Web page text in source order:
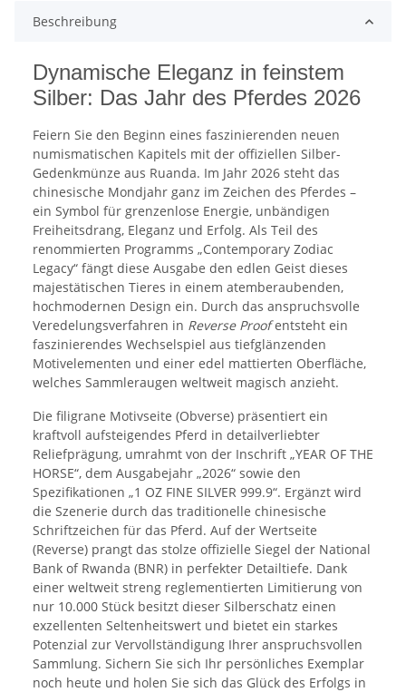
Beschreibung
Dynamische Eleganz in feinstem
Silber: Das Jahr des Pferdes 2026
Feiern Sie den Beginn eines faszinierenden neuen
numismatischen Kapitels mit der offiziellen Silber-
Gedenkmünze aus Ruanda. Im Jahr 2026 steht das
chinesische Mondjahr ganz im Zeichen des Pferdes –
ein Symbol für grenzenlose Energie, unbändigen
Freiheitsdrang, Eleganz und Erfolg. Als Teil des
renommierten Programms „Contemporary Zodiac
Legacy“ fängt diese Ausgabe den edlen Geist dieses
majestätischen Tieres in einem atemberaubenden,
hochmodernen Design ein. Durch das anspruchsvolle
Veredelungsverfahren in Reverse Proofentsteht ein
faszinierendes Wechselspiel aus tiefglänzenden
Motivelementen und einer edel mattierten Oberfläche,
welches Sammleraugen weltweit magisch anzieht.
Die filigrane Motivseite (Obverse) präsentiert ein
kraftvoll aufsteigendes Pferd in detailverliebter
Reliefprägung, umrahmt von der Inschrift „YEAR OF THE
HORSE“, dem Ausgabejahr „2026“ sowie den
Spezifikationen „1 OZ FINE SILVER 999.9“. Ergänzt wird
die Szenerie durch das traditionelle chinesische
Schriftzeichen für das Pferd. Auf der Wertseite
(Reverse) prangt das stolze offizielle Siegel der National
Bank of Rwanda (BNR) in perfekter Detailtiefe. Dank
einer weltweit streng reglementierten Limitierung von
nur 10.000 Stück besitzt dieser Silberschatz einen
exzellenten Seltenheitswert und bietet ein starkes
Potenzial zur Vervollständigung Ihrer anspruchsvollen
Sammlung. Sichern Sie sich Ihr persönliches Exemplar
noch heute und holen Sie sich das Glück des Erfolgs in